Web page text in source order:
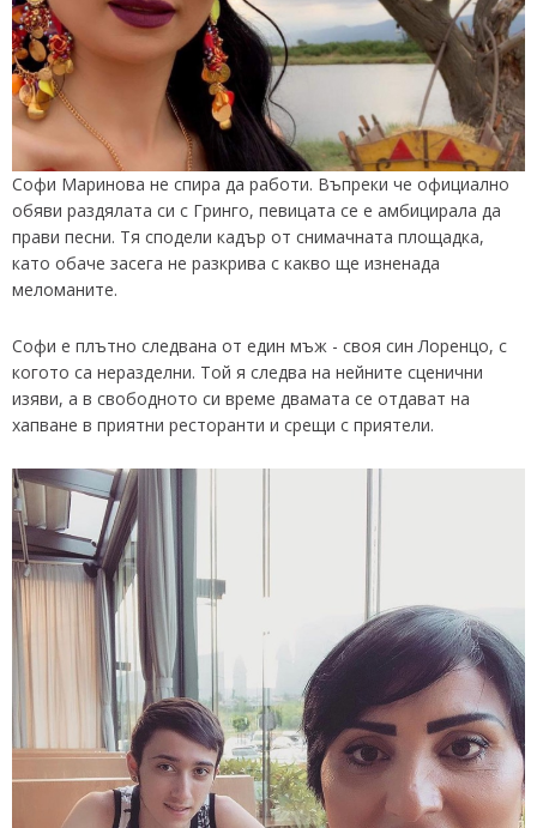
Софи Маринова не спира да работи. Въпреки че официално
обяви раздялата си с Гринго, певицата се е амбицирала да
прави песни. Тя сподели кадър от снимачната площадка,
като обаче засега не разкрива с какво ще изненада
меломаните.
Софи е плътно следвана от един мъж - своя син Лоренцо, с
когото са неразделни. Той я следва на нейните сценични
изяви, а в свободното си време двамата се отдават на
хапване в приятни ресторанти и срещи с приятели.